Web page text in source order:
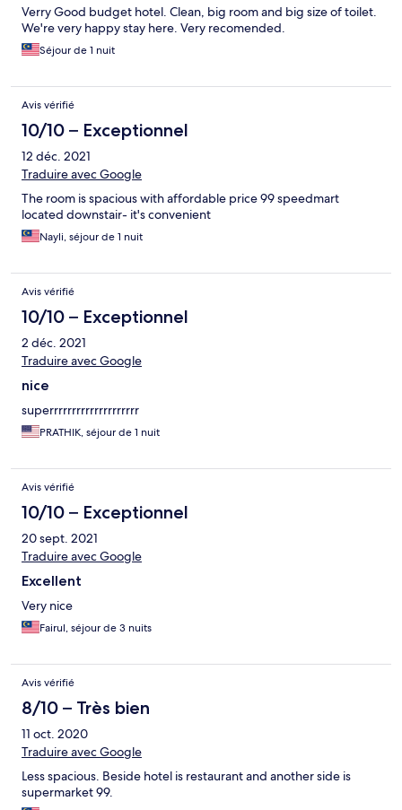
Verry Good budget hotel. Clean, big room and big size of toilet.
We're very happy stay here. Very recomended.
Séjour de 1 nuit
Avis vérifié
10/10 – Exceptionnel
12 déc. 2021
Traduire avec Google
The room is spacious with affordable price 99 speedmart
located downstair- it's convenient
Nayli, séjour de 1 nuit
Avis vérifié
10/10 – Exceptionnel
2 déc. 2021
Traduire avec Google
nice
superrrrrrrrrrrrrrrrrrrr
PRATHIK, séjour de 1 nuit
Avis vérifié
10/10 – Exceptionnel
20 sept. 2021
Traduire avec Google
Excellent
Very nice
Fairul, séjour de 3 nuits
Avis vérifié
8/10 – Très bien
11 oct. 2020
Traduire avec Google
Less spacious. Beside hotel is restaurant and another side is
supermarket 99.